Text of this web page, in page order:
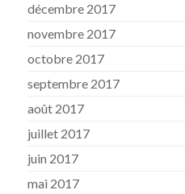
décembre 2017
novembre 2017
octobre 2017
septembre 2017
août 2017
juillet 2017
juin 2017
mai 2017